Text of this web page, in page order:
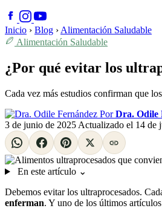
Inicio › Blog › Alimentación Saludable
Alimentación Saludable
¿Por qué evitar los
Cada vez más estudios confirman que
Por Dra. Odile
3 de junio de 2025 Actualizado el 14 de
En este artículo ⌄
Debemos evitar los ultraprocesados.
enferman. Y uno de los últimos